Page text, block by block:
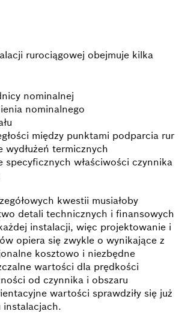
rurociągowej obejmuje kilka
nominalnej
nominalnego
między punktami podparcia rur
wydłużeń termicznych
specyficznych właściwości czynnika
kwestii musiałoby
detali technicznych i finansowych
instalacji, więc projektowanie i
opiera się zwykle o wynikające z
kosztowo i niezbędne
wartości dla prędkości
od czynnika i obszaru
wartości sprawdziły się już